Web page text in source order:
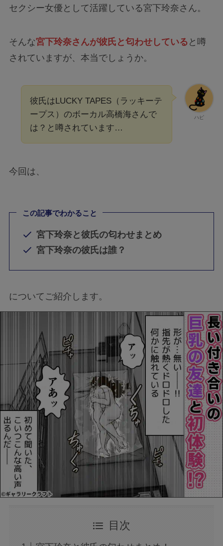
セクシー女優として活躍している宮下玲奈さん。
そんな宮下玲奈さんが彼氏と匂わせしている と噂
されていますが、本当でしょうか。
ハピ
彼氏はLUCKY TAPES（ラッキーテ
ープス）のボーカル高橋海さんで
は？と噂されています…
今回は、
この記事でわかること
宮下玲奈と彼氏の匂わせまとめ
宮下玲奈の彼氏は誰？
についてご紹介します。
目次